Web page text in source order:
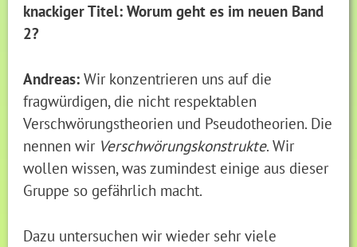
knackiger Titel: Worum geht es im neuen Band
2?
Andreas: Wir konzentrieren uns auf die
fragwürdigen, die nicht respektablen
Verschwörungstheorien und Pseudotheorien. Die
nennen wir Verschwörungskonstrukte. Wir
wollen wissen, was zumindest einige aus dieser
Gruppe so gefährlich macht.
Dazu untersuchen wir wieder sehr viele